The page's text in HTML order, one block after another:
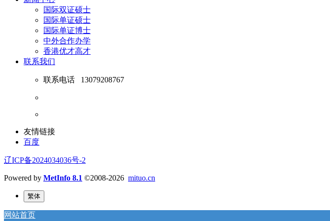
国际双证硕士
国际单证硕士
国际单证博士
中外合作办学
香港优才高才
联系我们
联系电话 13079208767
友情链接
百度
辽ICP备2024034036号-2
Powered by MetInfo 8.1 ©2008-2026 mituo.cn
繁体
网站首页